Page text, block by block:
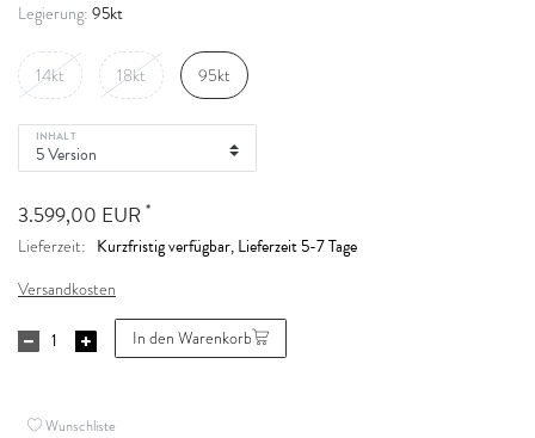
Legierung: 95kt
14kt 18kt 95kt
INHALT
3.599,00 EUR *
Lieferzeit: Kurzfristig verfügbar, Lieferzeit 5-7 Tage
Versandkosten
In den Warenkorb
Wunschliste